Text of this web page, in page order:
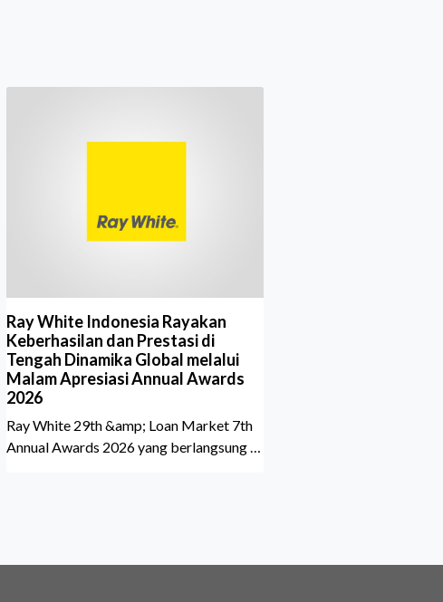
Ray White Indonesia Rayakan
Keberhasilan dan Prestasi di
Tengah Dinamika Global melalui
Malam Apresiasi Annual Awards
2026
Ray White 29th &amp; Loan Market 7th
Annual Awards 2026 yang berlangsung di